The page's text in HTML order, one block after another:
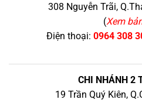
308 Nguyễn Trãi,
(Xem
Điện thoại: 0964 308
CHI NHÁNH 2
19 Trần Quý Kiên,